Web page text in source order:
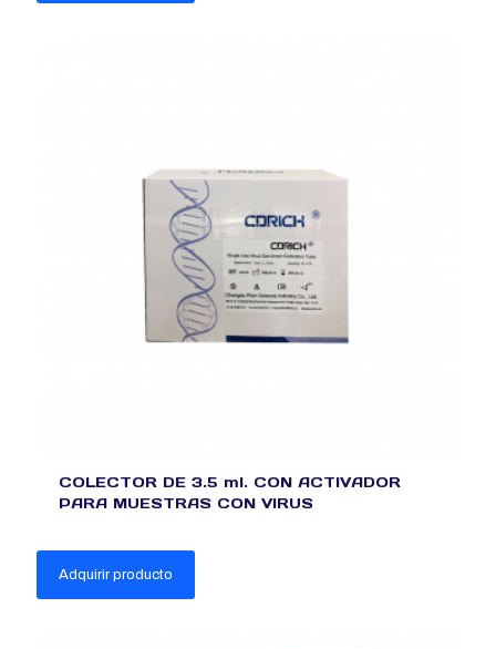
COLECTOR DE 3.5 ml. CON ACTIVADOR
PARA MUESTRAS CON VIRUS
Adquirir producto